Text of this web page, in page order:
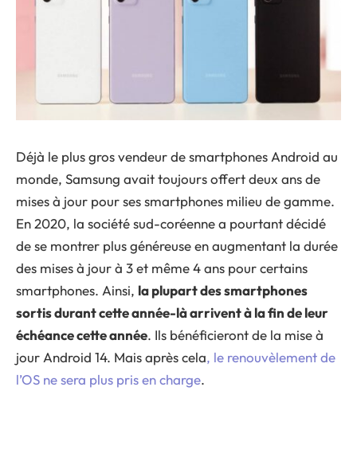
Déjà le plus gros vendeur de smartphones Android au
monde, Samsung avait toujours offert deux ans de
mises à jour pour ses smartphones milieu de gamme.
En 2020, la société sud-coréenne a pourtant décidé
de se montrer plus généreuse en augmentant la durée
des mises à jour à 3 et même 4 ans pour certains
smartphones. Ainsi, la plupart des smartphones
sortis durant cette année-là arrivent à la fin de leur
échéance cette année. Ils bénéficieront de la mise à
jour Android 14. Mais après cela, le renouvèlement de
l’OS ne sera plus pris en charge.